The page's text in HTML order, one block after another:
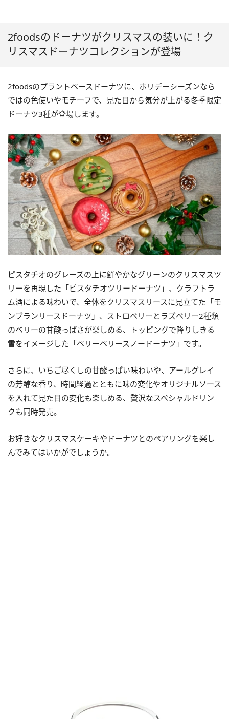
2foodsのドーナツがクリスマスの装いに！ク
リスマスドーナツコレクションが登場
2foodsのプラントベースドーナツに、ホリデーシーズンなら
ではの色使いやモチーフで、見た目から気分が上がる冬季限定
ドーナツ3種が登場します。
ピスタチオのグレーズの上に鮮やかなグリーンのクリスマスツ
リーを再現した「ピスタチオツリードーナツ」、クラフトラ
ム酒による味わいで、全体をクリスマスリースに見立てた「モ
ンブランリースドーナツ」、ストロベリーとラズベリー2種類
のベリーの甘酸っぱさが楽しめる、トッピングで降りしきる
雪をイメージした「ベリーベリースノードーナツ」です。
さらに、いちご尽くしの甘酸っぱい味わいや、アールグレイ
の芳醇な香り、時間経過とともに味の変化やオリジナルソース
を入れて見た目の変化も楽しめる、贅沢なスペシャルドリン
クも同時発売。
お好きなクリスマスケーキやドーナツとのペアリングを楽し
んでみてはいかがでしょうか。